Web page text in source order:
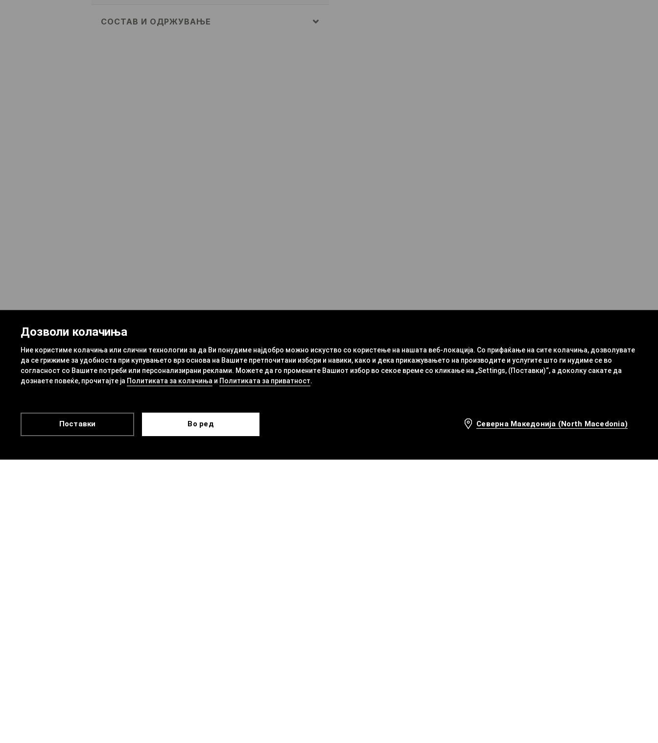
Дозволи колачиња
Ние користиме колачиња или слични технологии за да Ви понудиме најдобро можно искуство со користење на нашата веб-локација. Со прифаќање на сите колачиња, дозволувате
да се грижиме за удобноста при купувањето врз основа на Вашите претпочитани избори и навики, како и дека прикажувањето на производите и услугите што ги нудиме се во
согласност со Вашите потреби или персонализирани реклами. Можете да го промените Вашиот избор во секое време со кликање на „Settings, (Поставки)“, а доколку сакате да
дознаете повеќе, прочитајте ја Политиката за колачиња и Политиката за приватност.
Поставки Во ред Северна Македонија (North Macedonia)
СОСТАВ И ОДРЖУВАЊЕ